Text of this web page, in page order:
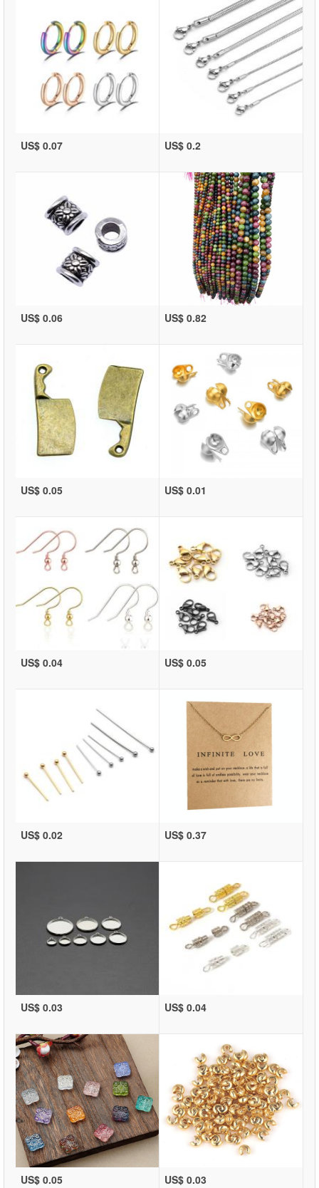
US$ 0.07 US$ 0.2
US$ 0.06 US$ 0.82
US$ 0.05 US$ 0.01
US$ 0.04 US$ 0.05
US$ 0.02 US$ 0.37
US$ 0.03 US$ 0.04
US$ 0.05 US$ 0.03